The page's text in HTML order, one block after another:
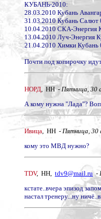
КУБАНЬ-2010:
28.03.2010 Кубань
31.03.2010 Кубань Салют
10.04.2010 СКА-Энергия
13.04.2010 Луч-Энергия
21.04.2010 Химки
Почти под копирочку
НОРД , НН - Пятница, 30
А кому нужна "Лада"?
Ивица, НН -Пятница, 30
кому это МВД нужно?
TDV, НН, tdv9@mail.ru -
кстате..вчера эпизод
настал тренеру...ну